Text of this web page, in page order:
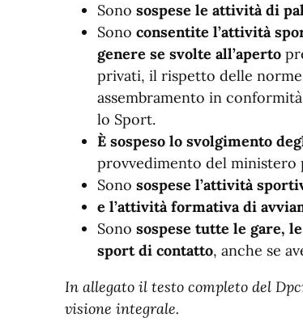
Sono sospese le attività di
Sono consentite l’attività
genere se svolte all’aperto
privati, il rispetto delle
assembramento in
lo Sport.
È sospeso lo svolgimento
provvedimento del
Sono sospese l’attività
e l’attività formativa di
Sono sospese tutte le gare,
sport di contatto, anche se
In allegato il testo completo del
visione integrale.